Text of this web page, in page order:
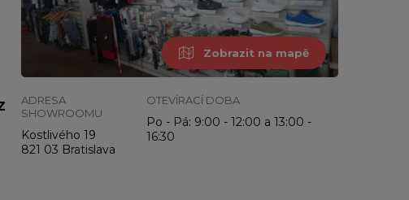
Zobrazit na mapě
ADRESA
SHOWROOMU
Kostlivého 19
821 03 Bratislava
OTEVÍRACÍ DOBA
Po - Pá: 9:00 - 12:00 a 13:00 -
16:30